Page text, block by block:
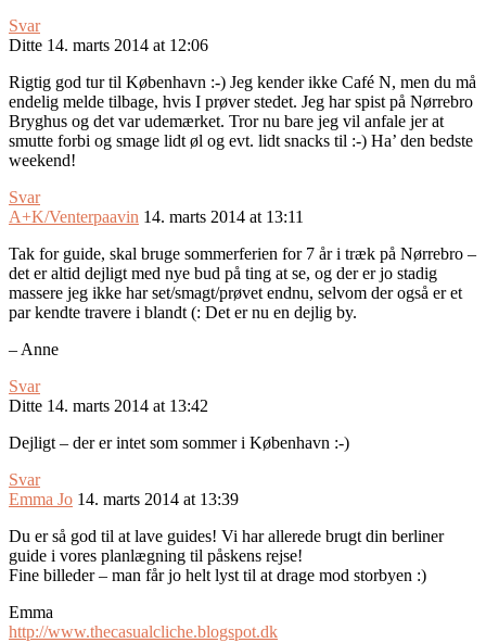
Svar
Ditte 14. marts 2014 at 12:06
Rigtig god tur til København :-) Jeg kender ikke Café N, men du må
endelig melde tilbage, hvis I prøver stedet. Jeg har spist på Nørrebro
Bryghus og det var udemærket. Tror nu bare jeg vil anfale jer at
smutte forbi og smage lidt øl og evt. lidt snacks til :-) Ha’ den bedste
weekend!
Svar
A+K/Venterpaavin 14. marts 2014 at 13:11
Tak for guide, skal bruge sommerferien for 7 år i træk på Nørrebro –
det er altid dejligt med nye bud på ting at se, og der er jo stadig
massere jeg ikke har set/smagt/prøvet endnu, selvom der også er et
par kendte travere i blandt (: Det er nu en dejlig by.
– Anne
Svar
Ditte 14. marts 2014 at 13:42
Dejligt – der er intet som sommer i København :-)
Svar
Emma Jo 14. marts 2014 at 13:39
Du er så god til at lave guides! Vi har allerede brugt din berliner
guide i vores planlægning til påskens rejse!
Fine billeder – man får jo helt lyst til at drage mod storbyen :)
Emma
http://www.thecasualcliche.blogspot.dk